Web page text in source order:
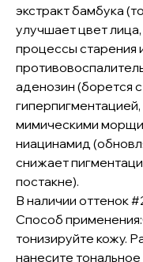
экстракт бамбука
улучшает цвет
процессы старения
аденозин (борется с
мимическими
ниацинамид
снижает
постакне).
В наличии оттенок
Способ
тонизируйте кожу.
нанесите